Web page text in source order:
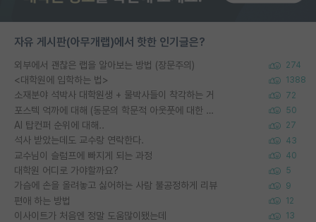
자유 게시판(아무개랩)에서 핫한 인기글은?
외부에서 괜찮은 랩을 알아보는 방법 (장문주의) 274
<대학원에 입학하는 법> 1388
소재분야 석박사 대학원생 + 물박사들이 착각하는 거 72
포스텍 억까에 대해 (동문의 학문적 아웃풋에 대한 반박) 50
AI 탑컨퍼 순위에 대해.. 27
석사 받았는데도 교수랑 연락한다. 43
교수님이 슬럼프에 빠지게 되는 과정 40
대학원 어디로 가야할까요? 5
가슴에 손을 올려놓고 싫어하는 사람 불공정하게 리뷰 9
편애 하는 방법 12
이사이트가 처음엔 정말 도움많이됐는데 13